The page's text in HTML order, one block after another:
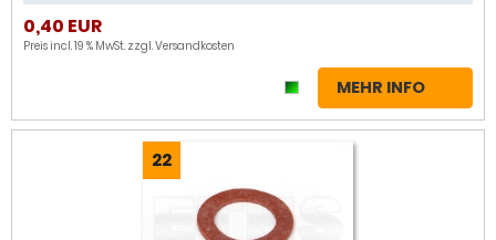
0,40 EUR
Preis incl. 19 % MwSt. zzgl.Versandkosten
MEHR INFO
22